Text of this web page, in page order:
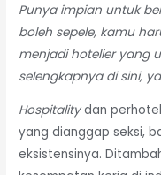
Punya impian untuk
boleh sepele, kamu
menjadi hotelier yang
selengkapnya di sini,
Hospitalitydan
yang dianggap seksi,
eksistensinya.